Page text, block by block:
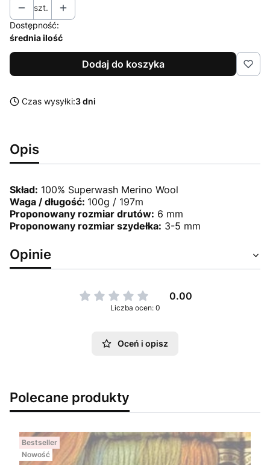
szt.
Dostępność:
średnia ilość
Dodaj do koszyka
Czas wysyłki:3 dni
Opis
Skład: 100% Superwash Merino Wool
Waga / długość: 100g / 197m
Proponowany rozmiar drutów: 6 mm
Proponowany rozmiar szydełka: 3-5 mm
Opinie
0.00
Liczba ocen: 0
Oceń i opisz
Polecane produkty
Bestseller
Nowość